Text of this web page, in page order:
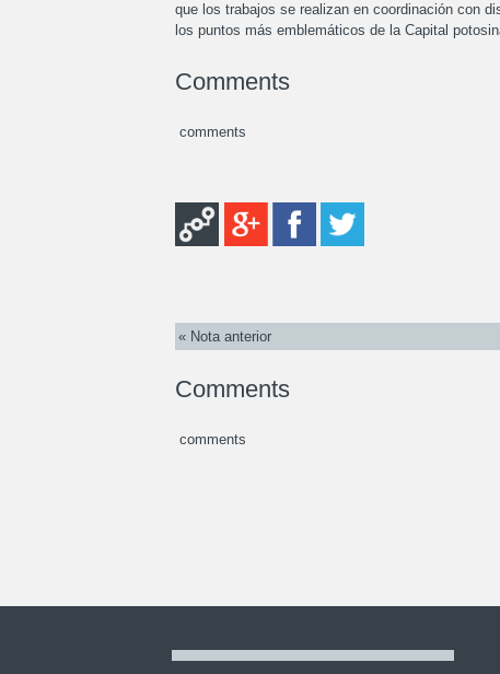
que los trabajos se realizan en coordinación con
los puntos más emblemáticos de la Capital
Comments
comments
« Nota anterior
Comments
comments